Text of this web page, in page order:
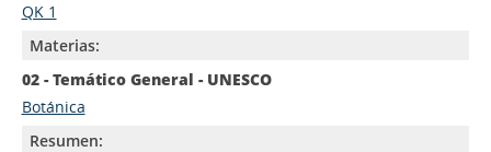
QK 1
Materias:
02 - Temático General - UNESCO
Botánica
Resumen: